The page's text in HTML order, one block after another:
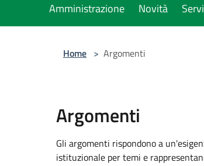
Amministrazione Novità
Home > Argomenti
Argomenti
Gli argomenti rispondono a
istituzionale per temi e